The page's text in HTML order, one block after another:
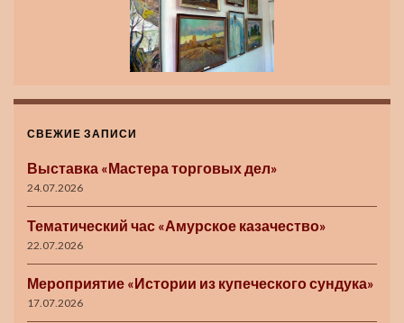
СВЕЖИЕ ЗАПИСИ
Выставка «Мастера торговых дел»
24.07.2026
Тематический час «Амурское казачество»
22.07.2026
Мероприятие «Истории из купеческого сундука»
17.07.2026